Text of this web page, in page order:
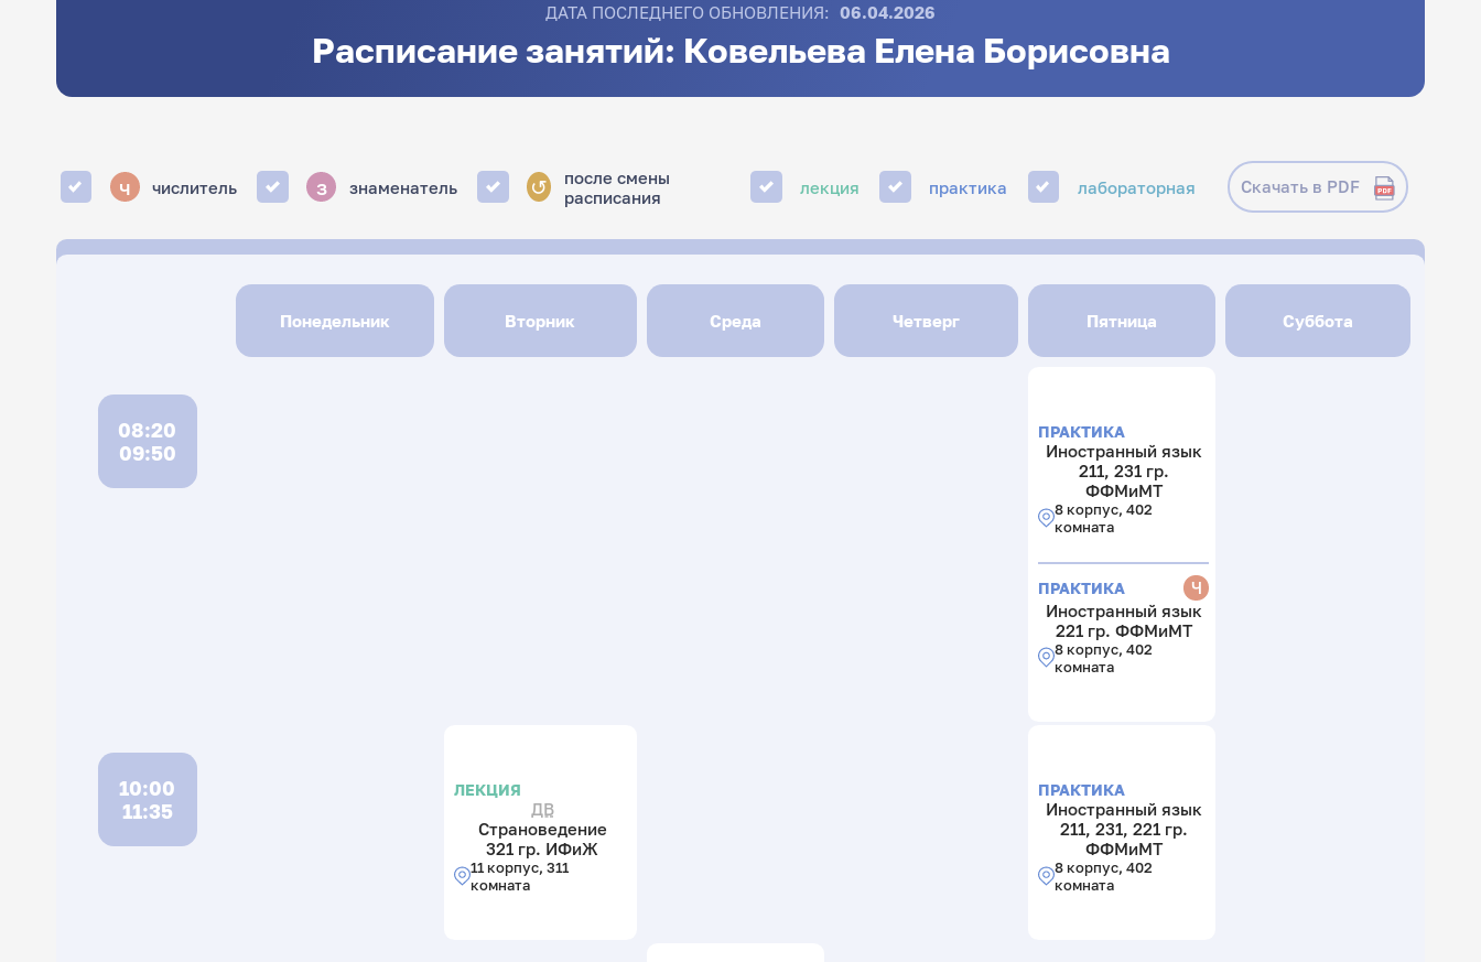
ДАТА ПОСЛЕДНЕГО ОБНОВЛЕНИЯ: 06.04.2026
Расписание занятий: Ковельева Елена Борисовна
ч числитель з знаменатель ↺
после смены
расписания
лекция практика лабораторная Скачать в PDF
Понедельник Вторник Среда Четверг Пятница Суббота
08:20
09:50
ПРАКТИКА
Иностранный язык
211, 231 гр.
ФФМиМТ
8 корпус, 402
комната
ПРАКТИКА
Ч
Иностранный язык
221 гр. ФФМиМТ
8 корпус, 402
комната
10:00
11:35
ЛЕКЦИЯ
ДВ
Страноведение
321 гр. ИФиЖ
11 корпус, 311
комната
ПРАКТИКА
Иностранный язык
211, 231, 221 гр.
ФФМиМТ
8 корпус, 402
комната